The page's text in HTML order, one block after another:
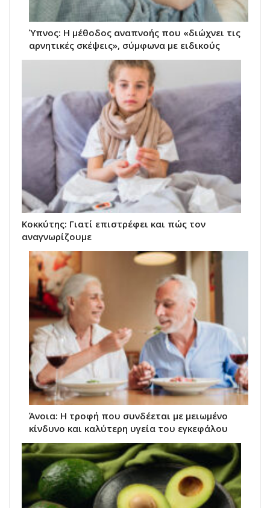
Ύπνος: Η μέθοδος αναπνοής που «διώχνει τις
αρνητικές σκέψεις», σύμφωνα με ειδικούς
Κοκκύτης: Γιατί επιστρέφει και πώς τον
αναγνωρίζουμε
Άνοια: Η τροφή που συνδέεται με μειωμένο
κίνδυνο και καλύτερη υγεία του εγκεφάλου